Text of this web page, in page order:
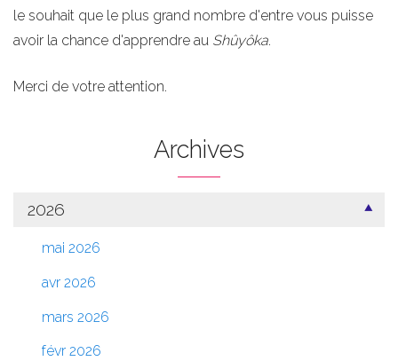
le souhait que le plus grand nombre d'entre vous puisse
avoir la chance d'apprendre au Shûyôka.
Merci de votre attention.
Archives
2026
mai 2026
avr 2026
mars 2026
févr 2026